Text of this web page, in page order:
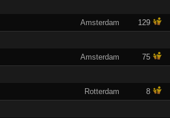
Amsterdam 129
Amsterdam 75
Rotterdam 8